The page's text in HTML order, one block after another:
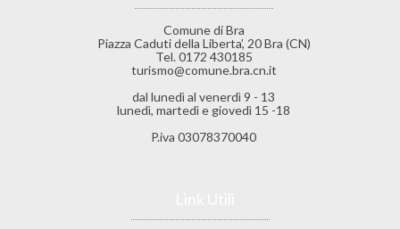
Comune di Bra
Piazza Caduti della Liberta’, 20 Bra (CN)
Tel. 0172 430185
turismo@comune.bra.cn.it
dal lunedì al venerdì 9 - 13
lunedì, martedì e giovedì 15 -18
P.iva 03078370040